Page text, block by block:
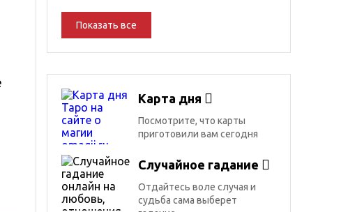
Показать все
Карта дня
Посмотрите, что карты
приготовили вам сегодня
Случайное гадание
Отдайтесь воле случая и
судьба сама выберет